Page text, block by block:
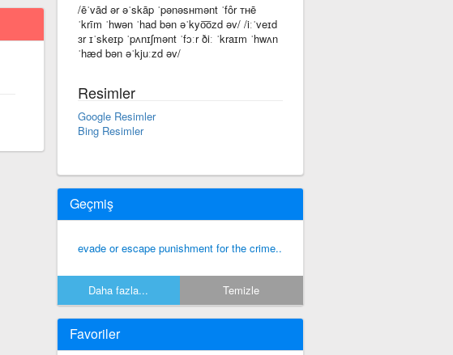
/ēˈvād ər əˈskāp ˈpənəsʜmənt ˈfôr ᴛʜē
ˈkrīm ˈhwən ˈhad bən əˈkyo͞ozd əv/ /iːˈveɪd
ɜr ɪˈskeɪp ˈpʌnɪʃmənt ˈfɔːr ðiː ˈkraɪm ˈhwʌn
ˈhæd bən əˈkjuːzd əv/
Resimler
Google Resimler
Bing Resimler
Geçmiş
evade or escape punishment for the crime..
Daha fazla... Temizle
Favoriler